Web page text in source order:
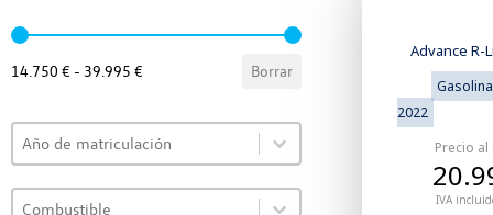
VO Selector de precio
14.750 € - 39.995 € Borrar
VO Selector de año
Select content
Select content
VO Selector de combustible
Select content
Select content
Advance R-
Gasolina
2022
Precio
IVA